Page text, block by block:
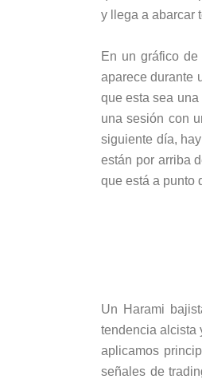
y llega a abarcar
En un gráfico
aparece durante
que esta sea
una sesión con
siguiente día,
están por arriba
que está a punto
Un Harami
tendencia alcista
aplicamos
señales de